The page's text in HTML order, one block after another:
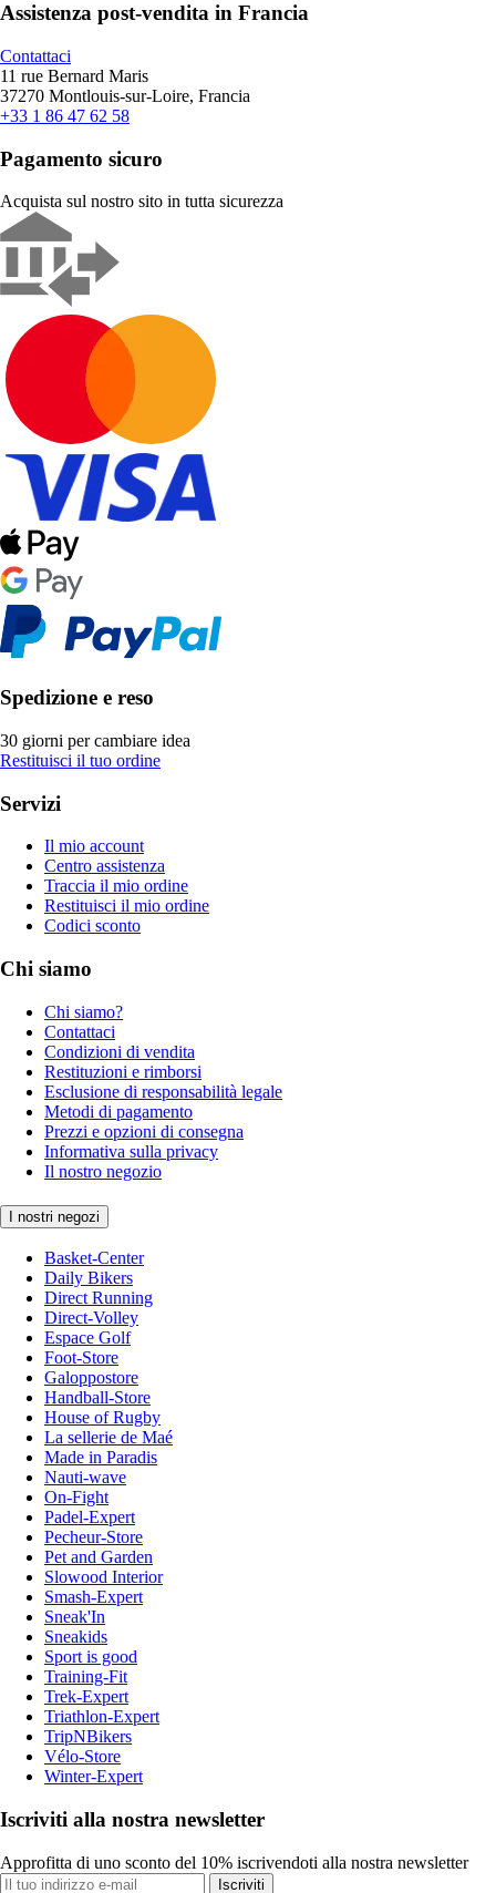
Assistenza post-vendita in Francia
Contattaci
11 rue Bernard Maris
37270 Montlouis-sur-Loire, Francia
+33 1 86 47 62 58
Pagamento sicuro
Acquista sul nostro sito in tutta sicurezza
Spedizione e reso
30 giorni per cambiare idea
Restituisci il tuo ordine
Servizi
Il mio account
Centro assistenza
Traccia il mio ordine
Restituisci il mio ordine
Codici sconto
Chi siamo
Chi siamo?
Contattaci
Condizioni di vendita
Restituzioni e rimborsi
Esclusione di responsabilità legale
Metodi di pagamento
Prezzi e opzioni di consegna
Informativa sulla privacy
Il nostro negozio
I nostri negozi
Basket-Center
Daily Bikers
Direct Running
Direct-Volley
Espace Golf
Foot-Store
Galoppostore
Handball-Store
House of Rugby
La sellerie de Maé
Made in Paradis
Nauti-wave
On-Fight
Padel-Expert
Pecheur-Store
Pet and Garden
Slowood Interior
Smash-Expert
Sneak'In
Sneakids
Sport is good
Training-Fit
Trek-Expert
Triathlon-Expert
TripNBikers
Vélo-Store
Winter-Expert
Iscriviti alla nostra newsletter
Approfitta di uno sconto del 10% iscrivendoti alla nostra newsletter
Iscriviti